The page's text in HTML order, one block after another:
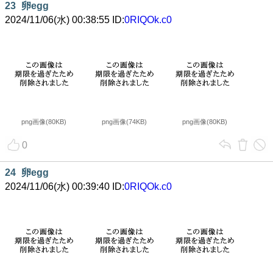
23 卵egg
2024/11/06(水) 00:38:55 ID:0RIQOk.c0
png画像(80KB) png画像(74KB) png画像(80KB)
0
24 卵egg
2024/11/06(水) 00:39:40 ID:0RIQOk.c0